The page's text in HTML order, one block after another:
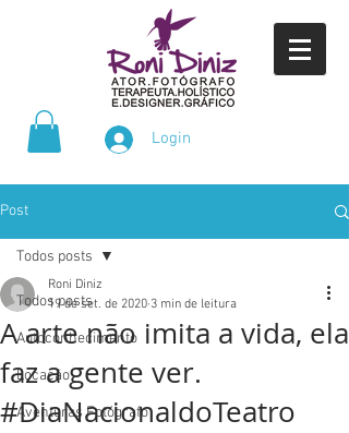
Login
Post
Todos posts
Autoconhecimento
Locação
Aventuras Fotógrafo
Todos posts
A arte não imita a vida, ela
faz a gente ver.
#DiaNacionaldoTeatro
Roni Diniz
19 de set. de 2020 3 min de leitura